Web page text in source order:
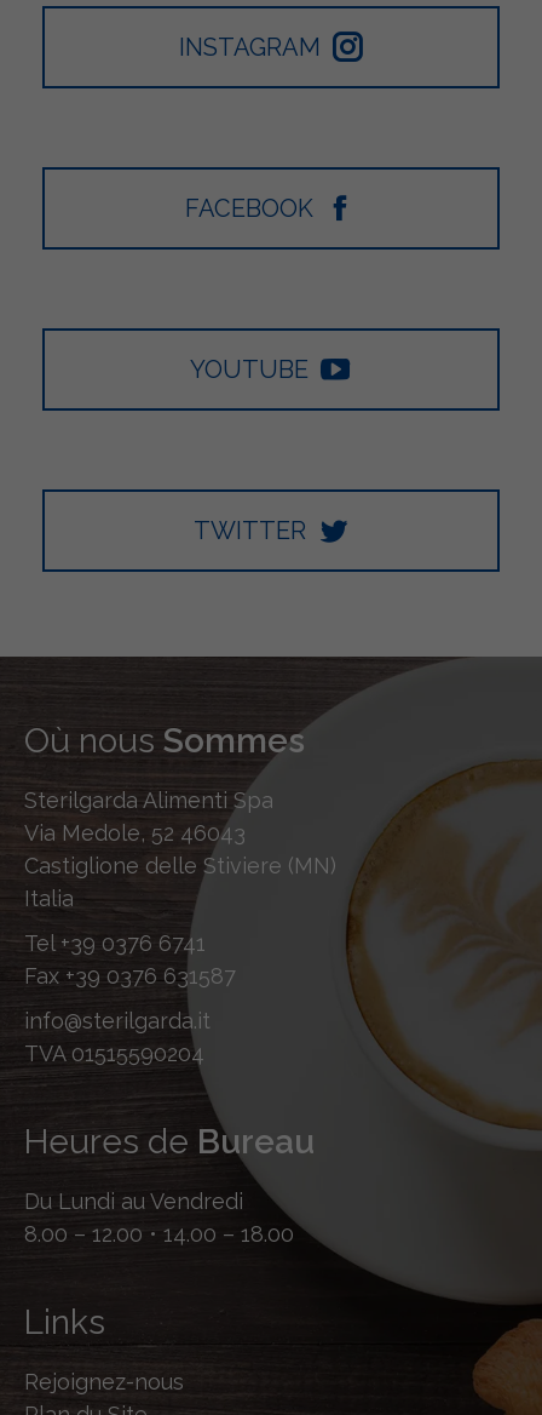
INSTAGRAM
FACEBOOK
YOUTUBE
TWITTER
Où nous Sommes
Sterilgarda Alimenti Spa
Via Medole, 52 46043
Castiglione delle Stiviere (MN)
Italia
Tel +39 0376 6741
Fax +39 0376 631587
info@sterilgarda.it
TVA 01515590204
Heures de Bureau
Du Lundi au Vendredi
8.00 – 12.00 • 14.00 – 18.00
Links
Rejoignez-nous